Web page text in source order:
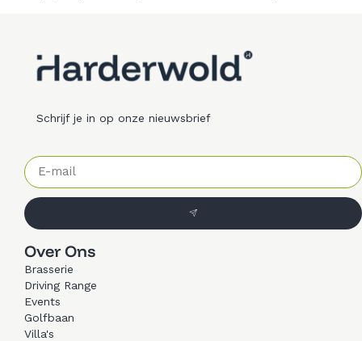
Schrijf je in op onze nieuwsbrief
Over Ons
Brasserie
Driving Range
Events
Golfbaan
Villa's